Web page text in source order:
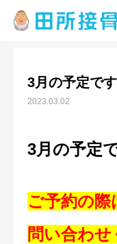
お知らせ 3月の
3月の予定です
2023.03.02
3月の予定
ご予約の際
問い合わせ
公式LINE
院情報・アクセス
メニュー